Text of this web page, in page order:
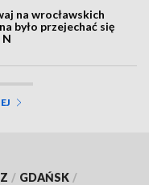
na wrocławskich
było przejechać się
/ GDAŃSK /